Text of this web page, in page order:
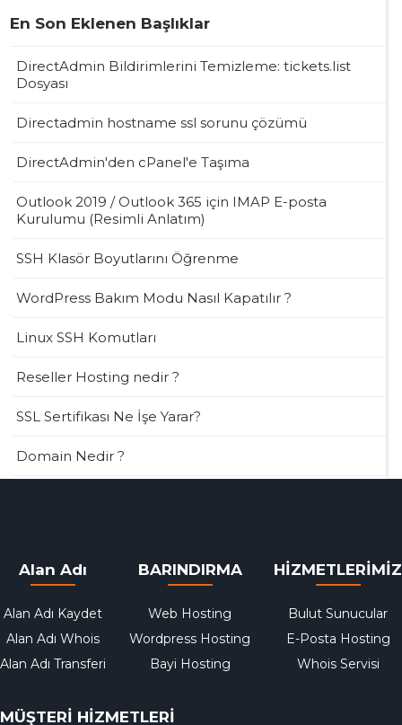
En Son Eklenen Başlıklar
DirectAdmin Bildirimlerini Temizleme: tickets.list
Dosyası
Directadmin hostname ssl sorunu çözümü
DirectAdmin'den cPanel'e Taşıma
Outlook 2019 / Outlook 365 için IMAP E-posta
Kurulumu (Resimli Anlatım)
SSH Klasör Boyutlarını Öğrenme
WordPress Bakım Modu Nasıl Kapatılır ?
Linux SSH Komutları
Reseller Hosting nedir ?
SSL Sertifikası Ne İşe Yarar?
Domain Nedir ?
Alan Adı
Alan Adı Kaydet
Alan Adı Whois
Alan Adı Transferi
BARINDIRMA
Web Hosting
Wordpress Hosting
Bayi Hosting
HİZMETLERİMİZ
Bulut Sunucular
E-Posta Hosting
Whois Servisi
MÜŞTERİ HİZMETLERİ